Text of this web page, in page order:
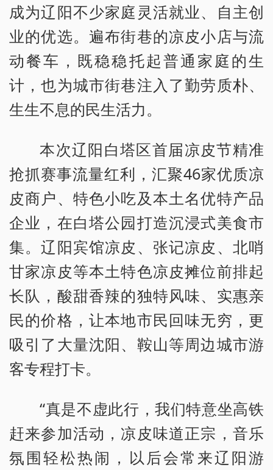
成为辽阳不少家庭灵活就业、自主创
业的优选。遍布街巷的凉皮小店与流
动餐车，既稳稳托起普通家庭的生
计，也为城市街巷注入了勤劳质朴、
生生不息的民生活力。
本次辽阳白塔区首届凉皮节精准
抢抓赛事流量红利，汇聚46家优质凉
皮商户、特色小吃及本土名优特产品
企业，在白塔公园打造沉浸式美食市
集。辽阳宾馆凉皮、张记凉皮、北哨
甘家凉皮等本土特色凉皮摊位前排起
长队，酸甜香辣的独特风味、实惠亲
民的价格，让本地市民回味无穷，更
吸引了大量沈阳、鞍山等周边城市游
客专程打卡。
“真是不虚此行，我们特意坐高铁
赶来参加活动，凉皮味道正宗，音乐
氛围轻松热闹，以后会常来辽阳游